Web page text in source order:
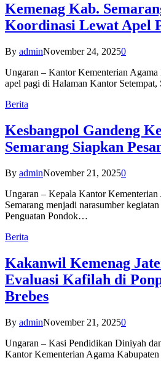
Kemenag Kab.
Koordinasi Lewat Apel
By adminNovember 24, 20250
Ungaran – Kantor Kementerian Agama
apel pagi di Halaman Kantor
Berita
Kesbangpol Gandeng
Semarang Siapkan
By adminNovember 21, 20250
Ungaran – Kepala Kantor Kementerian
Semarang menjadi narasumber
Penguatan Pondok…
Berita
Kakanwil Kemenag
Evaluasi Kafilah di
Brebes
By adminNovember 21, 20250
Ungaran – Kasi Pendidikan Diniyah
Kantor Kementerian Agama